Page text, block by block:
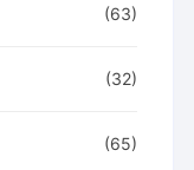
(63)
(32)
(65)